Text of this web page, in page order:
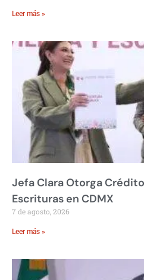
Leer más »
Jefa Clara Otorga
Escrituras en CDMX
7 de agosto, 2026
Leer más »